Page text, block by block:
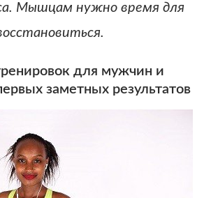
Мышцам нужно время для
для мужчин и
заметных результатов